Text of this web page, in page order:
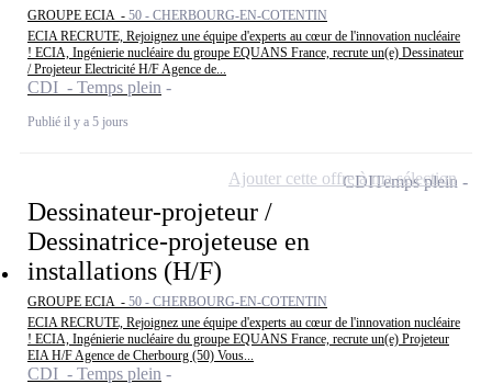
GROUPE ECIA - 50 - CHERBOURG-EN-COTENTIN
ECIA RECRUTE, Rejoignez une équipe d'experts au cœur de l'innovation nucléaire
! ECIA, Ingénierie nucléaire du groupe EQUANS France, recrute un(e) Dessinateur
/ Projeteur Electricité H/F Agence de...
CDI - Temps plein
Publié il y a 5 jours
Dessinateur-projeteur /
Dessinatrice-projeteuse en
installations (H/F)
GROUPE ECIA - 50 - CHERBOURG-EN-COTENTIN
ECIA RECRUTE, Rejoignez une équipe d'experts au cœur de l'innovation nucléaire
! ECIA, Ingénierie nucléaire du groupe EQUANS France, recrute un(e) Projeteur
EIA H/F Agence de Cherbourg (50) Vous...
CDI - Temps plein
CDITemps plein
Ajouter cette offre à ma sélection